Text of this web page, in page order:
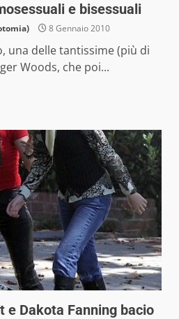
e bisessuali
8 Gennaio 2010
una delle tantissime (più di
Woods, che poi...
e Dakota Fanning bacio